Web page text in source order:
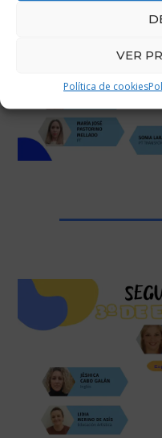
VER
Política de cookies